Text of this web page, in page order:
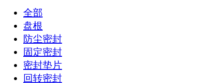
全部
盘根
防尘密封
固定密封
密封垫片
回转密封